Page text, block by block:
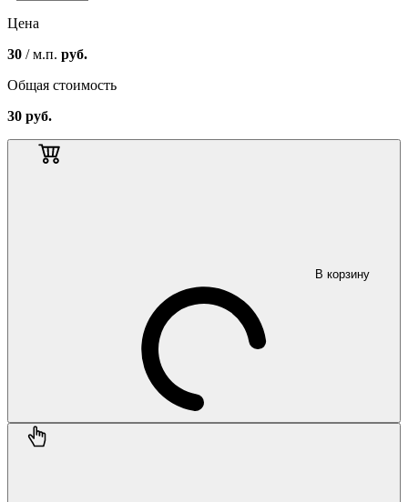
Цена
30 / м.п. руб.
Общая стоимость
30 руб.
В корзину